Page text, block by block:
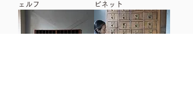
ェルフ
ビネット